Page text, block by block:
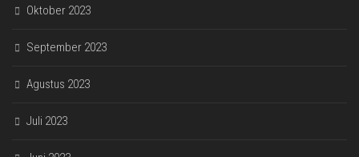
Oktober 2023
September 2023
Agustus 2023
Juli 2023